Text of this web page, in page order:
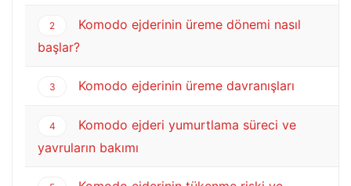
2
Komodo ejderinin üreme dönemi nasıl
başlar?
3 Komodo ejderinin üreme davranışları
4
Komodo ejderi yumurtlama süreci ve
yavruların bakımı